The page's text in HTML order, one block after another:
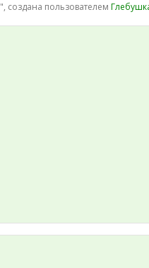
", создана пользователем